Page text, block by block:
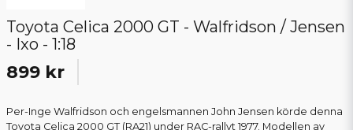
Toyota Celica 2000 GT - Walfridson / Jensen
- Ixo - 1:18
899 kr
Per-Inge Walfridson och engelsmannen John Jensen körde denna
Toyota Celica 2000 GT (RA21) under RAC-rallyt 1977. Modellen av